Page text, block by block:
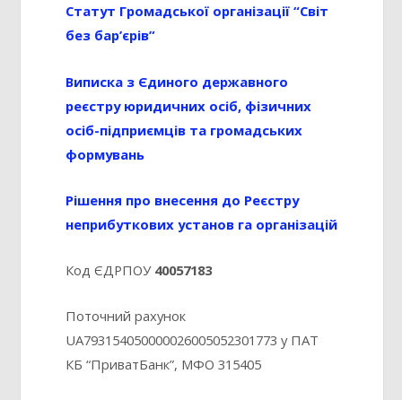
Статут Громадської організації “Світ
без бар’єрів”
Виписка з Єдиного державного
реєстру юридичних осіб, фізичних
осіб-підприємців та громадських
формувань
Рішення про внесення до Реєстру
неприбуткових установ га організацій
Код ЄДРПОУ 40057183
Поточний рахунок
UA793154050000026005052301773 у ПАТ
КБ “ПриватБанк”, МФО 315405